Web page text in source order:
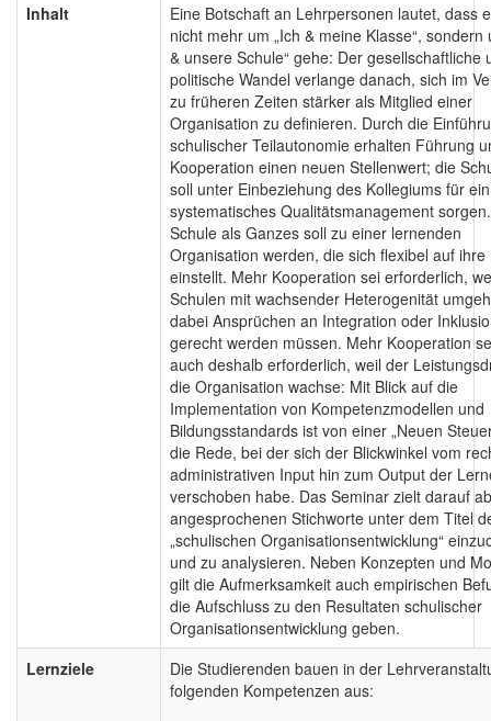
Inhalt
Eine Botschaft an Lehrpersonen lautet, dass
nicht mehr um „Ich & meine Klasse“, sondern
& unsere Schule“ gehe: Der gesellschaftliche
politische Wandel verlange danach, sich im
zu früheren Zeiten stärker als Mitglied einer
Organisation zu definieren. Durch die
schulischer Teilautonomie erhalten Führung
Kooperation einen neuen Stellenwert; die
soll unter Einbeziehung des Kollegiums für ein
systematisches Qualitätsmanagement
Schule als Ganzes soll zu einer lernenden
Organisation werden, die sich flexibel auf ihre
einstellt. Mehr Kooperation sei erforderlich,
Schulen mit wachsender Heterogenität
dabei Ansprüchen an Integration oder
gerecht werden müssen. Mehr Kooperation
auch deshalb erforderlich, weil der
die Organisation wachse: Mit Blick auf die
Implementation von Kompetenzmodellen und
Bildungsstandards ist von einer „Neuen
die Rede, bei der sich der Blickwinkel vom
administrativen Input hin zum Output der
verschoben habe. Das Seminar zielt darauf
angesprochenen Stichworte unter dem Titel
„schulischen Organisationsentwicklung“
und zu analysieren. Neben Konzepten und
gilt die Aufmerksamkeit auch empirischen
die Aufschluss zu den Resultaten schulischer
Organisationsentwicklung geben.
Lernziele
Die Studierenden bauen in der
folgenden Kompetenzen aus: